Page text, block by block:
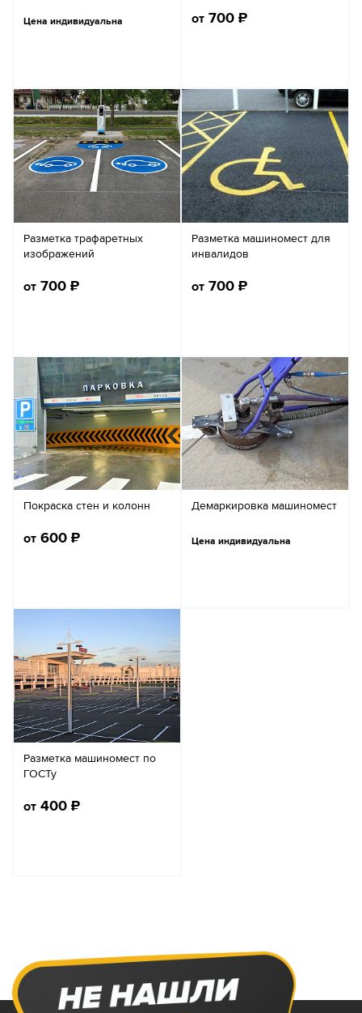
Цена индивидуальна от 700 ₽
Разметка трафаретных
изображений
от 700 ₽
Разметка машиномест для
инвалидов
от 700 ₽
Покраска стен и колонн
от 600 ₽
Демаркировка машиномест
Цена индивидуальна
Разметка машиномест по
ГОСТу
от 400 ₽